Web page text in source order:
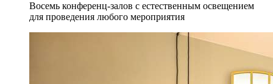
Восемь конференц-залов с естественным освещением
для проведения любого мероприятия